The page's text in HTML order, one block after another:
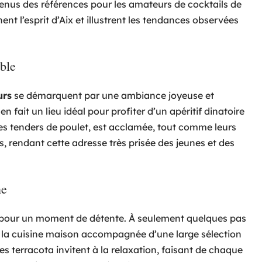
des références pour les amateurs de cocktails de
l’esprit d’Aix et illustrent les tendances observées
se démarquent par une ambiance joyeuse et
fait un lieu idéal pour profiter d’un apéritif dinatoire
tenders de poulet, est acclamée, tout comme leurs
cette adresse très prisée des jeunes et des
un moment de détente. À seulement quelques pas
cuisine maison accompagnée d’une large sélection
terracota invitent à la relaxation, faisant de chaque